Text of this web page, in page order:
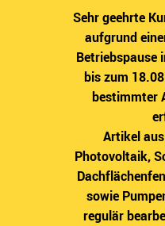
Sehr geehrte
aufgrund
Betriebspause
bis zum
bestimmter
Artikel
Photovoltaik,
sowie
regulär